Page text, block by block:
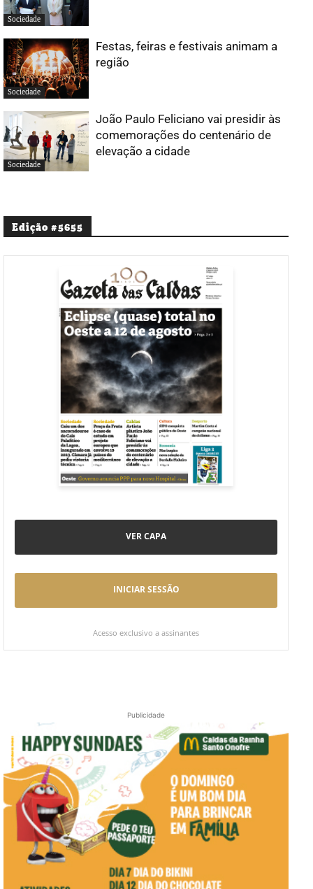
Sociedade
Sociedade
Festas, feiras e festivais animam a
região
Sociedade
João Paulo Feliciano vai presidir às
comemorações do centenário de
elevação a cidade
Edição #5655
VER CAPA
INICIAR SESSÃO
Acesso exclusivo a assinantes
Publicidade